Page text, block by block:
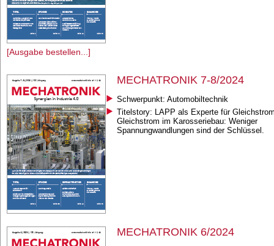
[Ausgabe bestellen...]
MECHATRONIK 7-8/2024
Schwerpunkt: Automobiltechnik
Titelstory: LAPP als Experte für
Gleichstrom im Karosseriebau: Weniger
Spannungwandlungen sind der Schlüssel.
MECHATRONIK 6/2024